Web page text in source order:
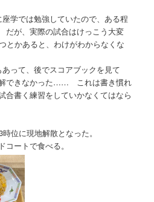
学では勉強していたので、ある程
が、実際の試合はけっこう大変
とかあると、わけがわからなくな
って、後でスコアブックを見て
解できなかった…… これは書き慣れ
合書く練習をしていかなくてはなら
位に現地解散となった。
ートで食べる。